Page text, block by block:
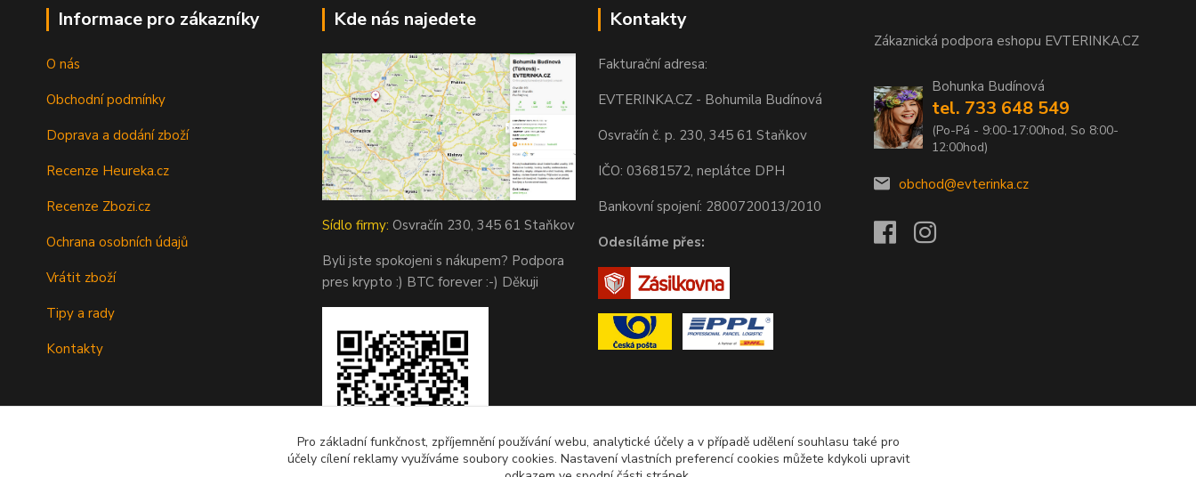
Informace pro zákazníky
O nás
Obchodní podmínky
Doprava a dodání zboží
Recenze Heureka.cz
Recenze Zbozi.cz
Ochrana osobních údajů
Vrátit zboží
Tipy a rady
Kontakty
Kde nás najedete
Sídlo firmy: Osvračín 230, 345 61 Staňkov
Byli jste spokojeni s nákupem? Podpora
pres krypto :) BTC forever :-) Děkuji
Kontakty
Fakturační adresa:
EVTERINKA.CZ - Bohumila Budínová
Osvračín č. p. 230, 345 61 Staňkov
IČO: 03681572, neplátce DPH
Bankovní spojení: 2800720013/2010
Odesíláme přes:
Zákaznická podpora eshopu EVTERINKA.CZ
Bohunka Budínová
tel. 733 648 549
(Po-Pá - 9:00-17:00hod, So 8:00-
12:00hod)
obchod@evterinka.cz
Pro základní funkčnost, zpříjemnění používání webu, analytické účely a v případě udělení souhlasu také pro
účely cílení reklamy využíváme soubory cookies. Nastavení vlastních preferencí cookies můžete kdykoli upravit